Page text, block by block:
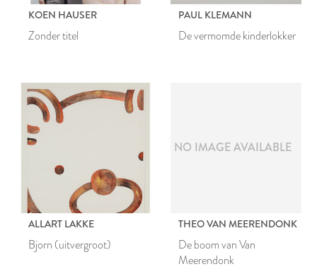
KOEN HAUSER
Zonder titel
PAUL KLEMANN
De vermomde kinderlokker
ALLART LAKKE
Bjorn (uitvergroot)
NO IMAGE AVAILABLE
THEO VAN MEERENDONK
De boom van Van
Meerendonk